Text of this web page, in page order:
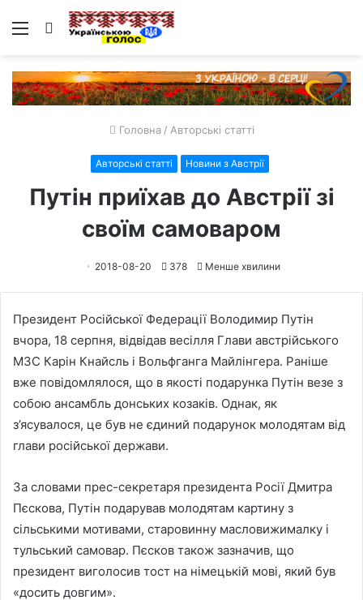
Меню Пошук
Головна / Авторські статті
Авторські статті Новини з Австрії
Путін приїхав до Австрії зі
своїм самоваром
2018-08-20 378 Менше хвилини
Президент Російської Федерації Володимир Путін
вчора, 18 серпня, відвідав весілля Глави австрійського
МЗС Карін Кнайсль і Вольфганга Майлінгера. Раніше
вже повідомлялося, що в якості подарунка Путін везе з
собою ансамбль донських козаків. Однак, як
з’ясувалося, це був не єдиний подарунок молодятам від
глави російської держави.
За словами прес-секретаря президента Росії Дмитра
Пєскова, Путін подарував молодятам картину з
сільськими мотивами, старовинну масловижималку і
тульський самовар. Пєсков також зазначив, що
президент виголосив тост на німецькій мові, який був
«досить довгим».